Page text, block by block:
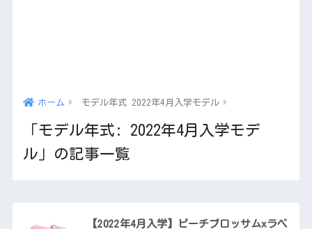
ホーム モデル年式 2022年4月入学モデル
「モデル年式: 2022年4月入学モデ
ル 」の記事一覧
【2022年4月入学】ピーチブロッサムxラベ